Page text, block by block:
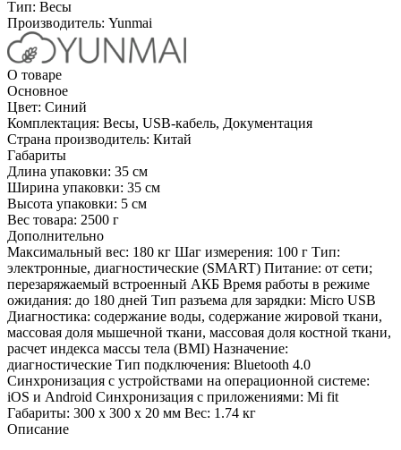
Тип: Весы
Производитель: Yunmai
О товаре
Основное
Цвет: Синий
Комплектация: Весы, USB-кабель, Документация
Страна производитель: Китай
Габариты
Длина упаковки: 35 см
Ширина упаковки: 35 см
Высота упаковки: 5 см
Вес товара: 2500 г
Дополнительно
Максимальный вес: 180 кг Шаг измерения: 100 г Тип:
электронные, диагностические (SMART) Питание: от сети;
перезаряжаемый встроенный АКБ Время работы в режиме
ожидания: до 180 дней Тип разъема для зарядки: Micro USB
Диагностика: содержание воды, содержание жировой ткани,
массовая доля мышечной ткани, массовая доля костной ткани,
расчет индекса массы тела (BMI) Назначение:
диагностические Тип подключения: Bluetooth 4.0
Синхронизация с устройствами на операционной системе:
iOS и Android Синхронизация с приложениями: Mi fit
Габариты: 300 х 300 х 20 мм Вес: 1.74 кг
Описание